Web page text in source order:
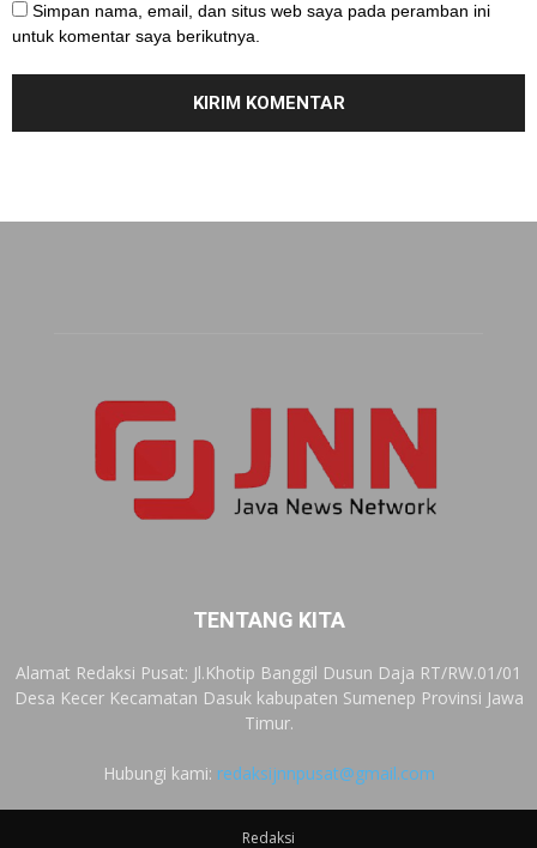
Simpan nama, email, dan situs web saya pada peramban ini
untuk komentar saya berikutnya.
TENTANG KITA
Alamat Redaksi Pusat: Jl.Khotip Banggil Dusun Daja RT/RW.01/01
Desa Kecer Kecamatan Dasuk kabupaten Sumenep Provinsi Jawa
Timur.
Hubungi kami: redaksijnnpusat@gmail.com
Redaksi